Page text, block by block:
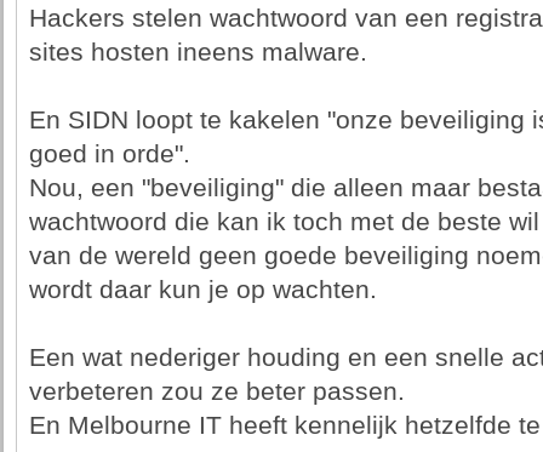
Hackers stelen wachtwoord van een
sites hosten ineens malware.
En SIDN loopt te kakelen "onze beveiliging
goed in orde".
Nou, een "beveiliging" die alleen maar
wachtwoord die kan ik toch met de beste wil
van de wereld geen goede beveiliging
wordt daar kun je op wachten.
Een wat nederiger houding en een snelle
verbeteren zou ze beter passen.
En Melbourne IT heeft kennelijk hetzelfde